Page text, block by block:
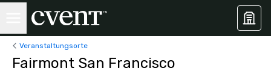
Veranstaltungsorte
Fairmont San Francisco